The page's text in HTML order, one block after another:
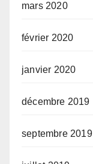
mars 2020
février 2020
janvier 2020
décembre 2019
septembre 2019